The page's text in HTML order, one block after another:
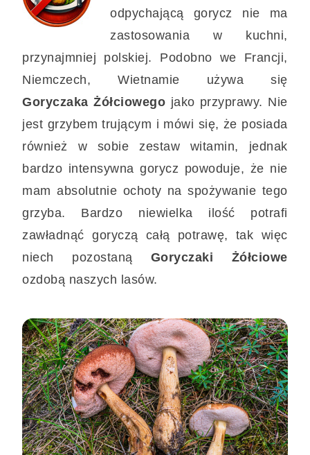
odpychającą gorycz nie ma
zastosowania w kuchni,
przynajmniej polskiej. Podobno we Francji,
Niemczech, Wietnamie używa się
Goryczaka Żółciowego jako przyprawy. Nie
jest grzybem trującym i mówi się, że posiada
również w sobie zestaw witamin, jednak
bardzo intensywna gorycz powoduje, że nie
mam absolutnie ochoty na spożywanie tego
grzyba. Bardzo niewielka ilość potrafi
zawładnąć goryczą całą potrawę, tak więc
niech pozostaną Goryczaki Żółciowe
ozdobą naszych lasów.